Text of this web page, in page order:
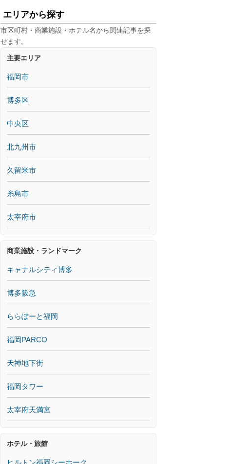
エリアから探す
市区町村・商業施設・ホテル名から関連記事を探
せます。
主要エリア
福岡市
博多区
中央区
北九州市
久留米市
糸島市
太宰府市
商業施設・ランドマーク
キャナルシティ博多
博多阪急
ららぽーと福岡
福岡PARCO
天神地下街
福岡タワー
太宰府天満宮
ホテル・旅館
ヒルトン福岡シーホーク